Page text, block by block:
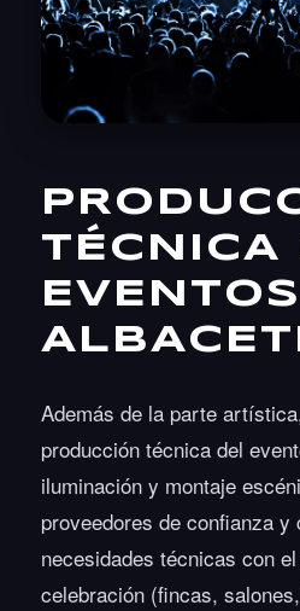
TÉCNICA
Además de la parte
producción técnica del
iluminación y montaje
proveedores de confianza y
necesidades técnicas con
celebración (fincas,